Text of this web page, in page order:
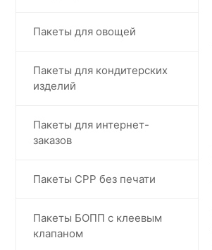
Пакеты для овощей
Пакеты для кондитерских
изделий
Пакеты для интернет-
заказов
Пакеты СРР без печати
Пакеты БОПП с клеевым
клапаном